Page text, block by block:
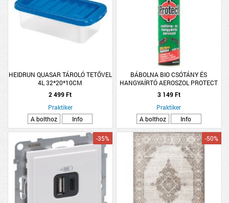
HEIDRUN QUASAR TÁROLÓ TETŐVEL
4L 32*20*10CM
2 499 Ft
Praktiker
A bolthoz
Info
BÁBOLNA BIO CSÓTÁNY ÉS
HANGYAÍRTÓ AEROSZOL PROTECT
400ML
3 149 Ft
Praktiker
A bolthoz
Info
-35% -50%